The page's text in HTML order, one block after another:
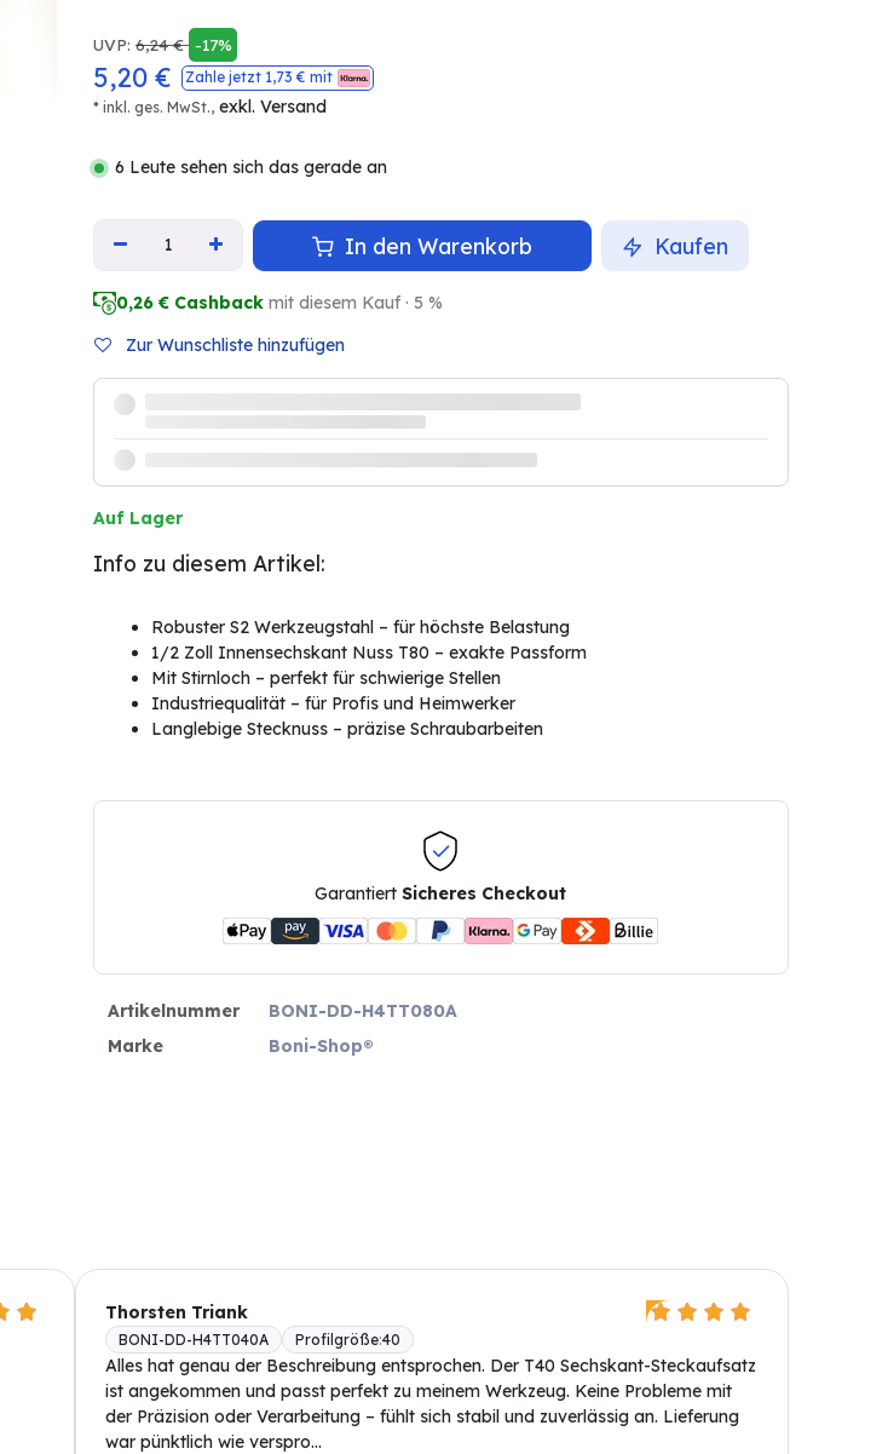
UVP: 6,24€ -17%
5,20 € Zahle jetzt 1,73 € mit
* inkl. ges. MwSt., exkl. Versand
6 Leute sehen sich das gerade an
In den Warenkorb Kaufen
0,26 € Cashback mit diesem Kauf · 5 %
Zur Wunschliste hinzufügen
Auf Lager
Info zu diesem Artikel:
Robuster S2 Werkzeugstahl – für höchste Belastung
1/2 Zoll Innensechskant Nuss T80 – exakte Passform
Mit Stirnloch – perfekt für schwierige Stellen
Industriequalität – für Profis und Heimwerker
Langlebige Stecknuss – präzise Schraubarbeiten
GarantiertSicheres Checkout
Artikelnummer
BONI-DD-H4TT080A
Marke
Boni-Shop®
Thorsten Triank
BONI-DD-H4TT040A Profilgröße:40
Alles hat genau der Beschreibung entsprochen. Der T40 Sechskant-Steckaufsatz
ist angekommen und passt perfekt zu meinem Werkzeug. Keine Probleme mit
der Präzision oder Verarbeitung – fühlt sich stabil und zuverlässig an. Lieferung
war pünktlich wie verspro...